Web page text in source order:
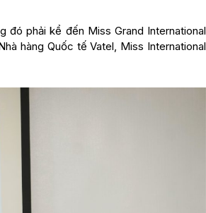
đó phải kể đến Miss Grand International
hàng Quốc tế Vatel, Miss International